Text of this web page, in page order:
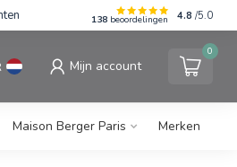
138 beoordelingen 4.8 /5.0
Mijn account
0
Maison Berger Paris Merken